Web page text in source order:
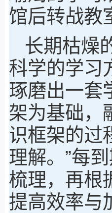
馆后转战教
长期枯燥
科学的学习
琢磨出一套
架为基础，
识框架的过
理解。”每
梳理，再根
提高效率与